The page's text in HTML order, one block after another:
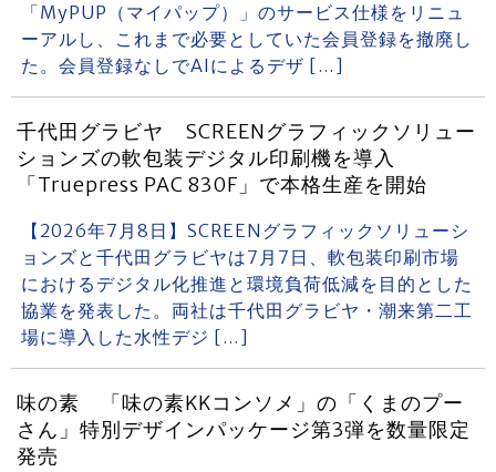
「MyPUP（マイパップ）」のサービス仕様をリニュ
ーアルし、これまで必要としていた会員登録を撤廃し
た。会員登録なしでAIによるデザ […]
千代田グラビヤ SCREENグラフィックソリュー
ションズの軟包装デジタル印刷機を導入
「Truepress PAC 830F」で本格生産を開始
【2026年7月8日】SCREENグラフィックソリューシ
ョンズと千代田グラビヤは7月7日、軟包装印刷市場
におけるデジタル化推進と環境負荷低減を目的とした
協業を発表した。両社は千代田グラビヤ・潮来第二工
場に導入した水性デジ […]
味の素 「味の素KKコンソメ」の「くまのプー
さん」特別デザインパッケージ第3弾を数量限定
発売